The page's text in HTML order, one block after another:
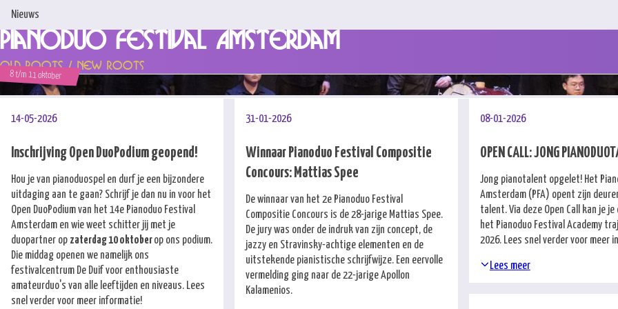
Nieuws
Nieuws
Programma & Tickets
Artiesten
Steun ons!
Over ons
Concoursen
Contact
Pianoduo Festival Amsterdam
Old Roots / New Roots
8 t/m 11 oktober
14-05-2026
Inschrijving Open DuoPodium geopend!
Hou je van pianoduospel en durf je een bijzondere
uitdaging aan te gaan? Schrijf je dan nu in voor het
Open DuoPodium van het 14e Pianoduo Festival
Amsterdam en wie weet schitter jij met je
duopartner op zaterdag 10 oktoberop ons podium.
Die middag openen we namelijk ons
festivalcentrum De Duif voor enthousiaste
amateurduo's van alle leeftijden en niveaus. Lees
snel verder voor meer informatie!
31-01-2026
Winnaar Pianoduo Festival Compositie
Concours: Mattias Spee
De winnaar van het 2e Pianoduo Festival
Compositie Concours is de 28-jarige Mattias Spee.
De jury was onder de indruk van zijn concept, de
jazzy en Stravinsky-achtige elementen en de
uitstekende pianistische schrijfwijze. Een eervolle
vermelding ging naar de 22-jarige Apollon
Kalamenios.
08-01-2026
OPEN CALL: JONG
Jong pianotalent opgelet! Het
Amsterdam (PFA) opent zijn
talent. Via deze Open Call kan je
het Pianoduo Festival Academy
2026. Lees snel verder voor meer
Lees meer